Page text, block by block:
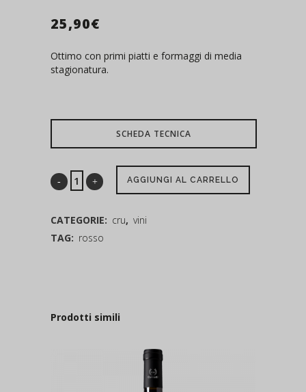
25,90€
Ottimo con primi piatti e formaggi di media
stagionatura.
SCHEDA TECNICA
AGGIUNGI AL CARRELLO
CATEGORIE: cru, vini
TAG: rosso
Prodotti simili